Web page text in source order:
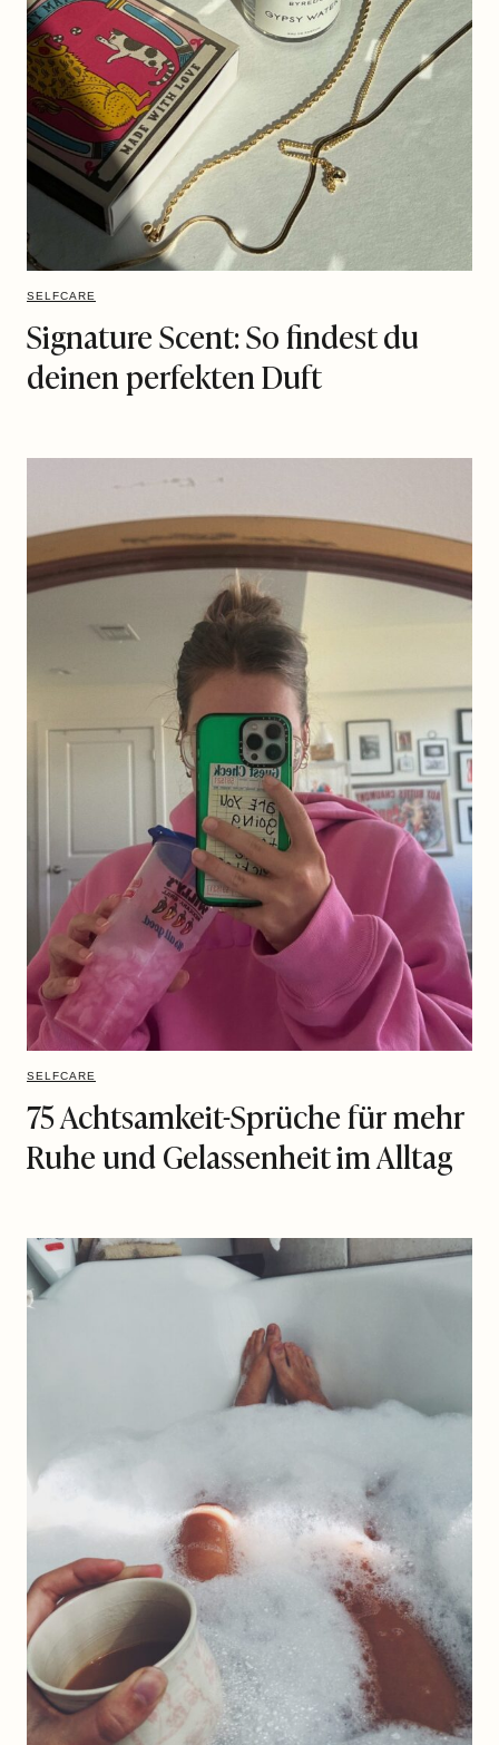
SELFCARE
Signature Scent: So findest du
deinen perfekten Duft
SELFCARE
75 Achtsamkeit-Sprüche für mehr
Ruhe und Gelassenheit im Alltag